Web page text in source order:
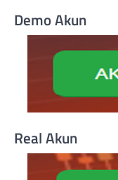
Demo Akun
Real Akun